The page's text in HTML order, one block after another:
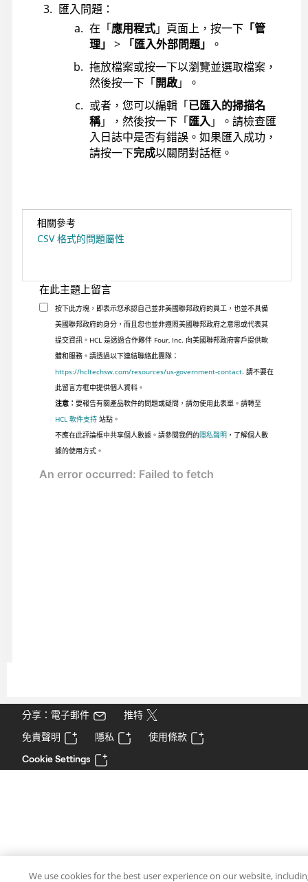
匯入問題：
在「應用程式」頁面上，按一下 「管
理」 > 「匯入外部問題」
。
拖放檔案或按一下以瀏覽並選取檔案，
然後按一下「開啟」。
或者，您可以編輯「已匯入的掃描名
稱」，然後按一下「匯入」。請檢查匯
入日誌中是否有錯誤。如果匯入成功，
請按一下完成以關閉對話框。
相關參考
CSV 格式的問題屬性
在此主題上留言
按下此方塊，即表示您承認自己並非美國聯邦政府的員工，也並不具備
美國聯邦政府的身分，而且您也並非遵照美國聯邦政府之意思或代表其
提交資訊。HCL 是透過合作夥伴 Four, Inc. 向美國聯邦政府客戶提供軟
體和服務。請透過以下連結聯絡此團隊：
https://hcltechsw.com/resources/us-government-contact. 請不要在
此留言方框中提供個人資料。
注意： 要報告有關產品軟件的問題或疑問，請勿使用此表單。請轉至
HCL 軟件支持站點。
不應在此評論框中共享個人數據。請參閱我們的隱私聲明，了解個人數
據的使用方式。
分享：電子郵件
推特
免責聲明
隱私
使用條款
Cookie Settings
We use cookies for the best user experience on our website,